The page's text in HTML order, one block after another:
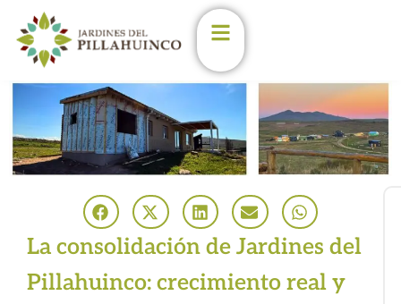
La consolidación de Jardines del
Pillahuinco: crecimiento real y
Enterate de las últimas
novedades en los
Jardines
Estoy de acuerdo con las
condiciones y políticas de
privacidad.
cualqueir momento)
Nombre